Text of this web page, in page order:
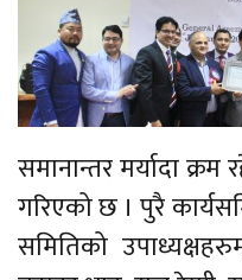
समानान्तर मर्यादा
गरिएको छ । पुरै
समितिको